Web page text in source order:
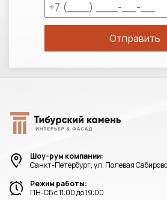
Шоу-рум компании:
Санкт-Петербург, ул. Полевая
Режим работы:
ПН-СБ с 11:00 до 19:00